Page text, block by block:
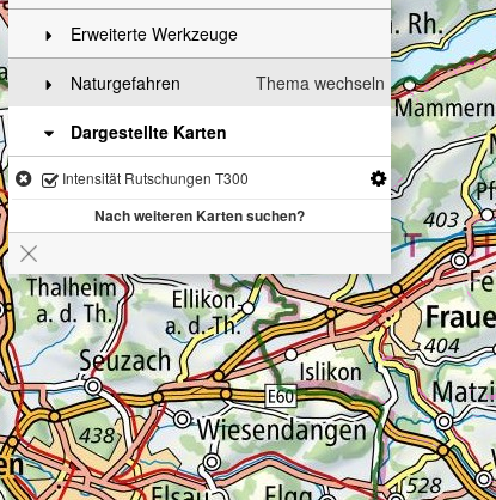
Erweiterte Werkzeuge
Thema wechseln
Naturgefahren
Dargestellte Karten
Intensität Rutschungen T300
Nach weiteren Karten suchen?